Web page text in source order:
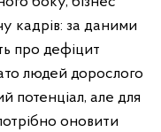
кадрів: за даними
про дефіцит
людей дорослого
потенціал, але для
оновити